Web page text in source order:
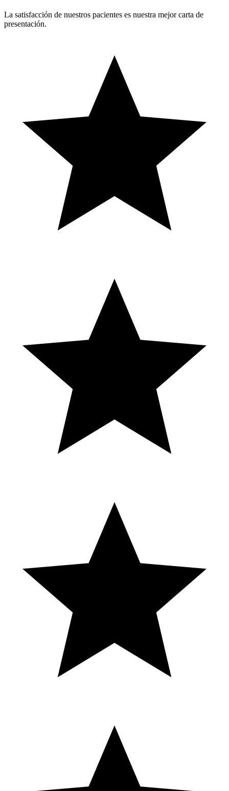
La satisfacción de nuestros pacientes es nuestra mejor carta de
presentación.